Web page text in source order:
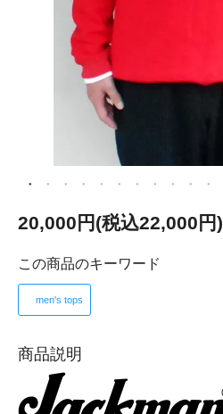
20,000円(税込22,000円)
この商品のキーワード
men's tops
商品説明